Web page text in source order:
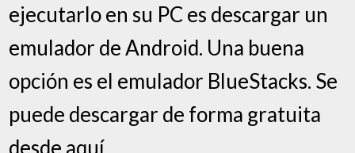
ejecutarlo en su PC es descargar un
emulador de Android. Una buena
opción es el emulador BlueStacks. Se
puede descargar de forma gratuita
desde aquí.